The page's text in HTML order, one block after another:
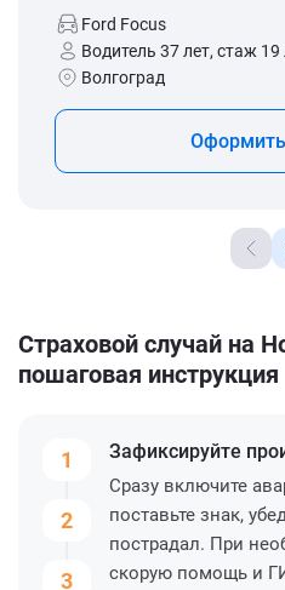
Ford Focus
Водитель 37 лет, стаж 19
Волгоград
Страховой случай на
пошаговая инструкция
1
2
3
Зафиксируйте
Сразу включите
поставьте знак,
пострадал. При
скорую помощь и